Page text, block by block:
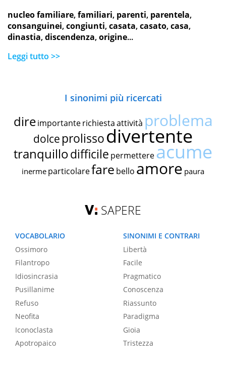
nucleo familiare,familiari, parenti, parentela,
consanguinei,congiunti,casata,casato,casa,
dinastia,discendenza,origine...
Leggi tutto >>
I sinonimi più ricercati
dire importante richiestaattività problema
dolce prolissodivertente
tranquillodifficile permettereacume
inerme particolarefare bello amore paura
SAPERE
VOCABOLARIO
Ossimoro
Filantropo
Idiosincrasia
Pusillanime
Refuso
Neofita
Iconoclasta
Apotropaico
SINONIMI E CONTRARI
Libertà
Facile
Pragmatico
Conoscenza
Riassunto
Paradigma
Gioia
Tristezza